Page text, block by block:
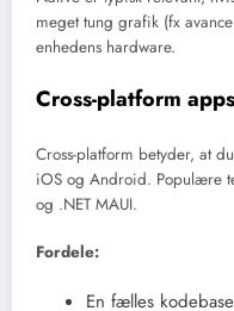
meget tung grafik (fx
enhedens hardware.
Cross-platform apps
Cross-platform betyder, at
iOS og Android. Populære
og .NET MAUI.
Fordele:
En fælles